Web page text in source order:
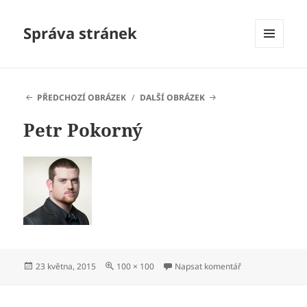
Správa stránek
PŘEDCHOZÍ OBRÁZEK
DALŠÍ OBRÁZEK
Petr Pokorný
Publikováno:
23 května, 2015
Původní
100 × 100 Napsat komentářpro text s